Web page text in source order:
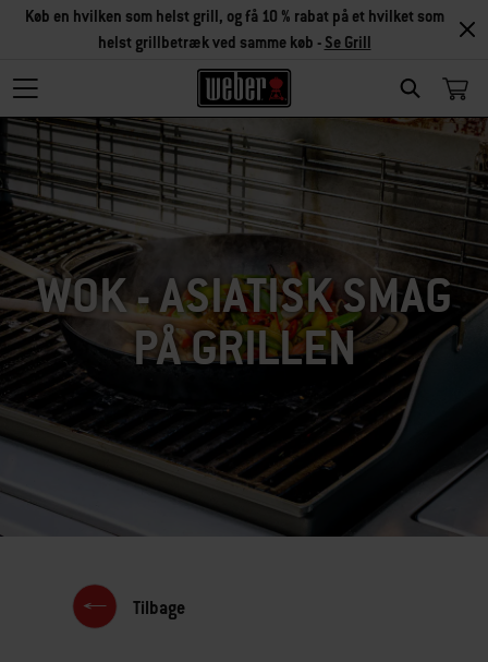
SEARCH
Køb en hvilken som helst grill, og få 10 % rabat på et hvilket som
helst grillbetræk ved samme køb - Se Grill
WOK - ASIATISK SMAG
PÅ GRILLEN
Tilbage